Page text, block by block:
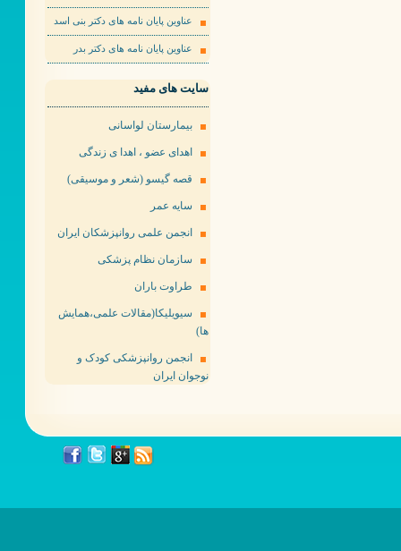
عناوین پایان نامه های دکتر بنی اسد
عناوین پایان نامه های دکتر بدر
سایت های مفید
بیمارستان لواسانی
اهدای عضو ، اهدا ی زندگی
قصه گیسو (شعر و موسیقی)
سایه عمر
انجمن علمی روانپزشکان ایران
سازمان نظام پزشکی
طراوت باران
سیویلیکا(مقالات علمی،همایش
ها)
انجمن روانپزشکی کودک و
نوجوان ایران